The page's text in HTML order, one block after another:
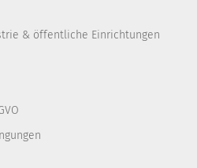
& öffentliche Einrichtungen